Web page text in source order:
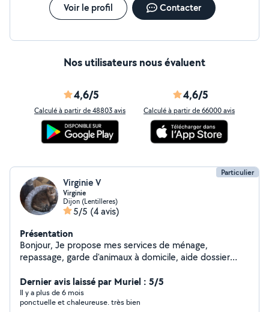
Voir le profil Contacter
Nos utilisateurs nous évaluent
4,6/5
Calculé à partir de 48803 avis
4,6/5
Calculé à partir de 66000 avis
Particulier
Virginie V
Virginie
Dijon (Lentilleres)
5/5 (4 avis)
Présentation
Bonjour, Je propose mes services de ménage,
repassage, garde d'animaux à domicile, aide dossier
autres, transport de personne, préparation de repas,
montage petit meuble en kit. Je suis quelqu'un de
confiance, sérieuse et rigoureuse, donc n'hésitez pas à
Dernier avis laissé par Muriel : 5/5
Il y a plus de 6 mois
ponctuelle et chaleureuse. très bien